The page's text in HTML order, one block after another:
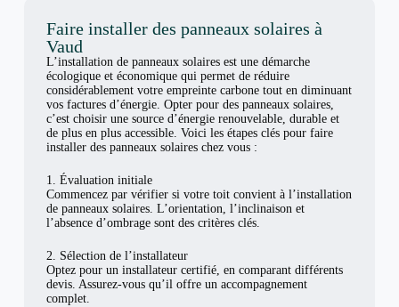
Faire installer des panneaux solaires à
Vaud
L’installation de panneaux solaires est une démarche
écologique et économique qui permet de réduire
considérablement votre empreinte carbone tout en diminuant
vos factures d’énergie. Opter pour des panneaux solaires,
c’est choisir une source d’énergie renouvelable, durable et
de plus en plus accessible. Voici les étapes clés pour faire
installer des panneaux solaires chez vous :
1. Évaluation initiale
Commencez par vérifier si votre toit convient à l’installation
de panneaux solaires. L’orientation, l’inclinaison et
l’absence d’ombrage sont des critères clés.
2. Sélection de l’installateur
Optez pour un installateur certifié, en comparant différents
devis. Assurez-vous qu’il offre un accompagnement
complet.